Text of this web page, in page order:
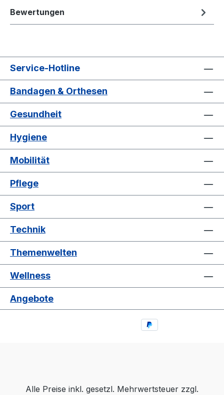
Bewertungen
Service-Hotline
Bandagen & Orthesen
Gesundheit
Hygiene
Mobilität
Pflege
Sport
Technik
Themenwelten
Wellness
Angebote
Alle Preise inkl. gesetzl. Mehrwertsteuer zzgl.